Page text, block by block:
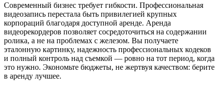
Современный бизнес требует гибкости. Профессиональная
видеозапись перестала быть привилегией крупных
корпораций благодаря доступной аренде. Аренда
видеорекордеров позволяет сосредоточиться на содержании
ролика, а не на проблемах с железом. Вы получаете
эталонную картинку, надежность профессиональных кодеков
и полный контроль над съемкой — ровно на тот период, когда
это нужно. Экономьте бюджеты, не жертвуя качеством: берите
в аренду лучшее.